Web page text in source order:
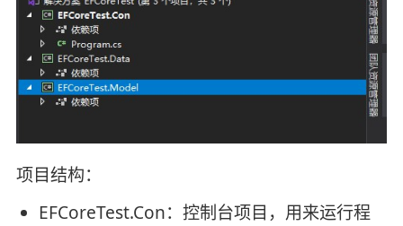
项目结构：
EFCoreTest.Con：控制台项目，用来运行程